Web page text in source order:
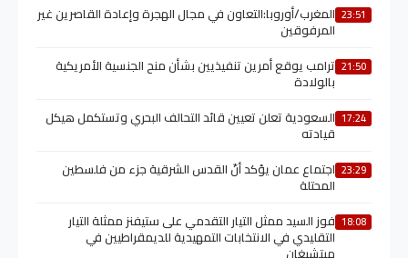
23:51 المغرب/أوروبا:التعاون في مجال الهجرة وإعادة القاصرين غير
المرفوقين
21:50 ترامب يوقع أمرين تنفيذيين بشأن منح الجنسية الأمريكية
بالولادة
17:24 السعودية تعلن تعيين قائد التحالف البحري وتستكمل هيكل
قيادته
23:29 اجتماع عمان يؤكد أنّ القدس الشرقية جزء من فلسطين
المحتلة
18:08 فوز السيد ممثل التيار التقدمي على ستيفنز ممثلة التيار
التقليدي في الانتخابات التمهيدية للديمقراطيين في
ميتشيغان